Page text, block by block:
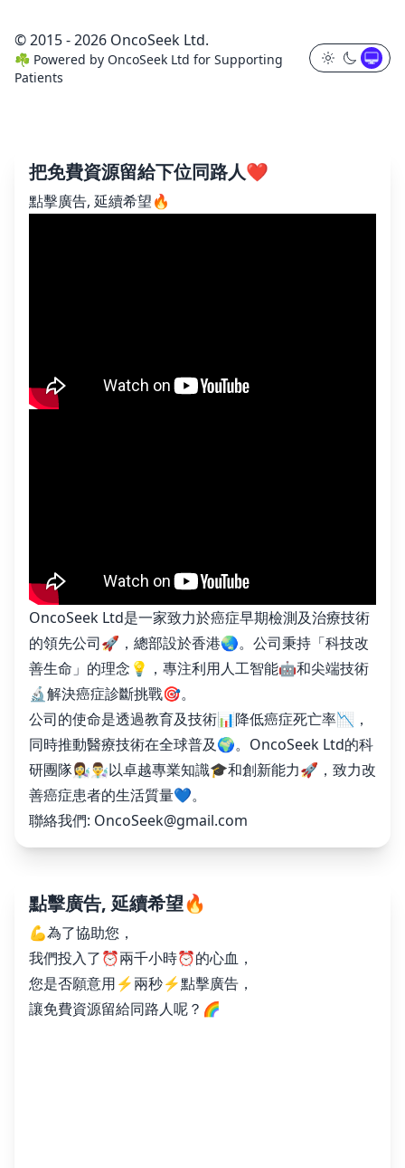
© 2015 - 2026 OncoSeek Ltd.
☘️ Powered by OncoSeek Ltd for Supporting
Patients
把免費資源留給下位同路人❤️
點擊廣告, 延續希望🔥
OncoSeek Ltd是一家致力於癌症早期檢測及治療技術
的領先公司🚀，總部設於香港🌏。公司秉持「科技改
善生命」的理念💡，專注利用人工智能🤖和尖端技術
🔬解決癌症診斷挑戰🎯。
公司的使命是透過教育及技術📊降低癌症死亡率📉，
同時推動醫療技術在全球普及🌍。OncoSeek Ltd的科
研團隊👩‍🔬👨‍🔬以卓越專業知識🎓和創新能力🚀，致力改
善癌症患者的生活質量💙。
聯絡我們: OncoSeek@gmail.com
點擊廣告, 延續希望🔥
💪為了協助您，
我們投入了⏰兩千小時⏰的心血，
您是否願意用⚡️兩秒⚡️點擊廣告，
讓免費資源留給同路人呢？🌈